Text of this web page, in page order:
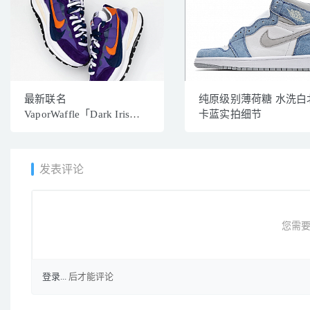
最新联名
VaporWaffle「Dark Iris」
纯原级别薄荷糖 水洗白
卡蓝实拍细节
发表评论
您需
登录... 后才能评论